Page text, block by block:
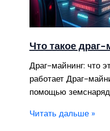
Что такое драг-
Драг-майнинг: что
работает Драг-
помощью
Читать дальше »